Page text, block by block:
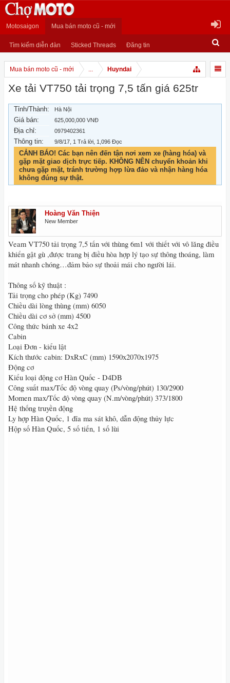
Motosaigon Mua bán moto cũ - mới
Tìm kiếm diễn đàn Sticked Threads Đăng tin
Mua bán moto cũ - mới ... Huyndai
Xe tải VT750 tải trọng 7,5 tấn giá 625tr
Tỉnh/Thành: Hà Nội
Giá bán: 625,000,000 VNĐ
Địa chỉ: 0979402361
Thông tin: 9/8/17 , 1 Trả lời, 1,096 Đọc
CẢNH BÁO! Các bạn nên đến tận nơi xem xe (hàng hóa) và
gặp mặt giao dịch trực tiếp. KHÔNG NÊN chuyển khoản khi
chưa gặp mặt, tránh trường hợp lừa đảo và nhận hàng hóa
không đúng sự thật.
Hoàng Văn Thiện
New Member
Veam VT750 tải trọng 7,5 tấn với thùng 6m1 với thiết với vô lăng điều
khiển gật gù ,được trang bị điều hòa hợp lý tạo sự thông thoáng, làm
mát nhanh chóng…đảm bảo sự thoải mái cho người lái.
Thông số kỹ thuật :
Tải trọng cho phép (Kg) 7490
Chiều dài lòng thùng (mm) 6050
Chiều dài cơ sở (mm) 4500
Công thức bánh xe 4x2
Cabin
Loại Đơn - kiểu lật
Kích thước cabin: DxRxC (mm) 1590x2070x1975
Động cơ
Kiểu loại động cơ Hàn Quốc - D4DB
Công suất max/Tốc độ vòng quay (Ps/vòng/phút) 130/2900
Momen max/Tốc độ vòng quay (N.m/vòng/phút) 373/1800
Hệ thống truyền động
Ly hợp Hàn Quốc, 1 đĩa ma sát khô, dẫn động thủy lực
Hộp số Hàn Quốc, 5 số tiến, 1 số lùi